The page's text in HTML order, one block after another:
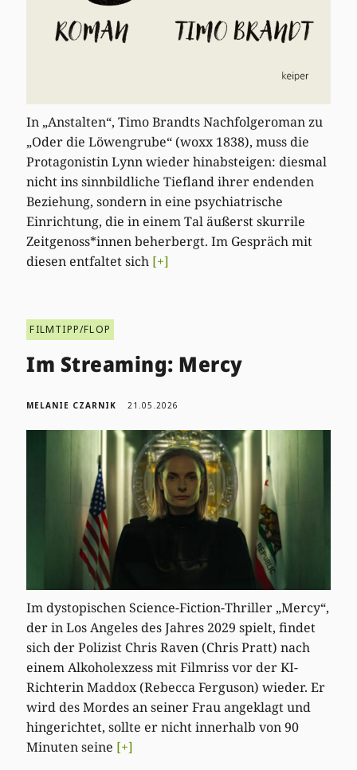
In „Anstalten“, Timo Brandts Nachfolgeroman zu
„Oder die Löwengrube“ (woxx 1838), muss die
Protagonistin Lynn wieder hinabsteigen: diesmal
nicht ins sinnbildliche Tiefland ihrer endenden
Beziehung, sondern in eine psychiatrische
Einrichtung, die in einem Tal äußerst skurrile
Zeitgenoss*innen beherbergt. Im Gespräch mit
diesen entfaltet sich [+]
FILMTIPP/FLOP
Im Streaming: Mercy
MELANIE CZARNIK 21.05.2026
Im dystopischen Science-Fiction-Thriller „Mercy“,
der in Los Angeles des Jahres 2029 spielt, findet
sich der Polizist Chris Raven (Chris Pratt) nach
einem Alkoholexzess mit Filmriss vor der KI-
Richterin Maddox (Rebecca Ferguson) wieder. Er
wird des Mordes an seiner Frau angeklagt und
hingerichtet, sollte er nicht innerhalb von 90
Minuten seine [+]